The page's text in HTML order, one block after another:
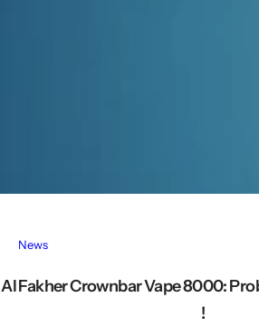
News
Al Fakher Crownbar Vape 8000:
!